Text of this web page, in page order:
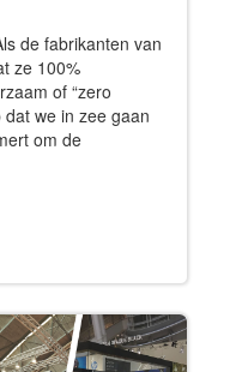
de fabrikanten van
ze 100%
of “zero
we in zee gaan
om de